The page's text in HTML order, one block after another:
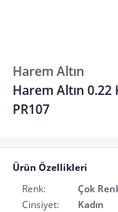
Harem Altın
Harem Altın 0.22
PR107
Ürün Özellikleri
Renk:
Çok
Cinsiyet:
Kadın